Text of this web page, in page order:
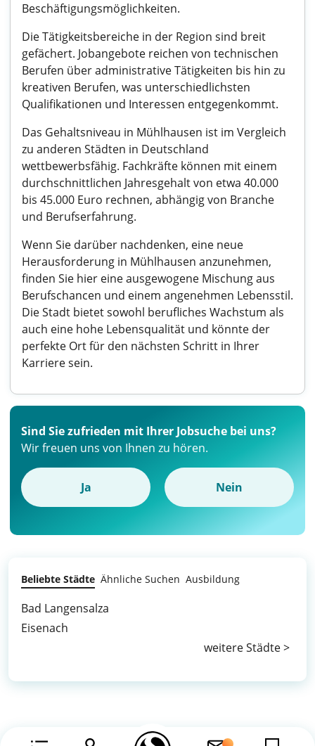
Beschäftigungsmöglichkeiten.
Die Tätigkeitsbereiche in der Region sind breit
gefächert. Jobangebote reichen von technischen
Berufen über administrative Tätigkeiten bis hin zu
kreativen Berufen, was unterschiedlichsten
Qualifikationen und Interessen entgegenkommt.
Das Gehaltsniveau in Mühlhausen ist im Vergleich
zu anderen Städten in Deutschland
wettbewerbsfähig. Fachkräfte können mit einem
durchschnittlichen Jahresgehalt von etwa 40.000
bis 45.000 Euro rechnen, abhängig von Branche
und Berufserfahrung.
Wenn Sie darüber nachdenken, eine neue
Herausforderung in Mühlhausen anzunehmen,
finden Sie hier eine ausgewogene Mischung aus
Berufschancen und einem angenehmen Lebensstil.
Die Stadt bietet sowohl berufliches Wachstum als
auch eine hohe Lebensqualität und könnte der
perfekte Ort für den nächsten Schritt in Ihrer
Karriere sein.
Sind Sie zufrieden mit Ihrer Jobsuche bei uns?
Wir freuen uns von Ihnen zu hören.
Ja Nein
Beliebte Städte Ähnliche Suchen Ausbildung
Bad Langensalza
Eisenach
weitere Städte >